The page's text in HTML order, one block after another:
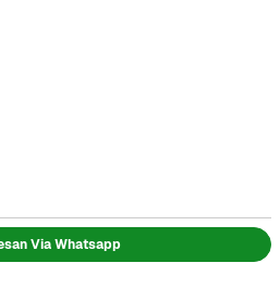
Via Whatsapp